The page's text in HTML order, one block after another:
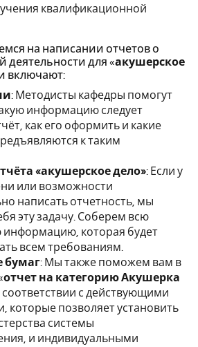
квалификационной
на написании отчетов о
деятельности для «акушерское
включают:
: Методисты кафедры помогут
информацию следует
как его оформить и какие
к таким
«акушерское дело»: Если у
или возможности
написать отчетность, мы
эту задачу. Соберем всю
которая будет
всем требованиям.
бумаг: Мы также поможем вам в
отчет на категорию Акушерка
соответствии с действующими
которые позволяет установить
системы
и индивидуальными